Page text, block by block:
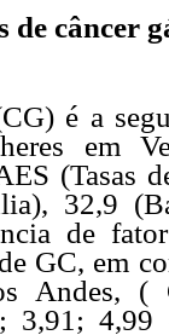
de câncer
é a
em
(Tasas
32,9
de
GC, em
Andes, (
3,91; 4,99